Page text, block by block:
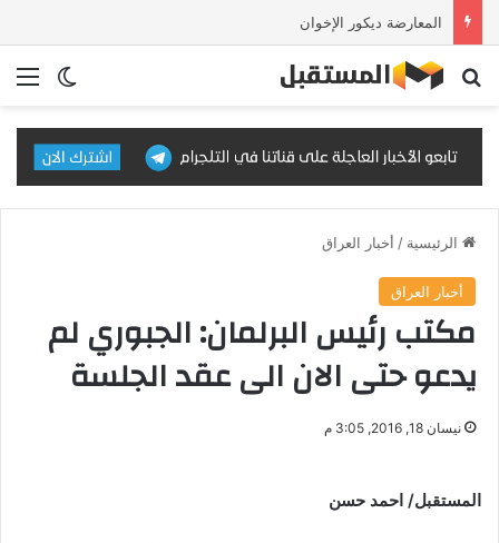
المعارضة ديكور الإخوان
الوضع بحث عن
الرئيسية / أخبار العراق
أخبار العراق
مكتب رئيس البرلمان: الجبوري لم
يدعو حتى الان الى عقد الجلسة
نيسان 18, 2016, 3:05 م
المستقبل/ احمد حسن